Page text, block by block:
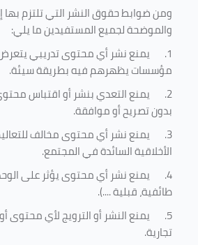
ومن ضوابط حقوق النشر التي تلتزم بها
والموضحة لجميع المستفيدين ما يلي:
1.
يمنع نشر أي محتوى تدريبي
مؤسسات يظهرهم فيه بطريقة سيئة.
2.
يمنع التعدي بنشر أو اقتباس
بدون تصريح أو موافقة.
3.
يمنع نشر أي محتوى مخالف
الأخلاقية السائدة في المجتمع.
4.
يمنع نشر أي محتوى يؤثر على
طائفية، قبلية ....).
5.
يمنع النشر أو الترويج لأي محتوى
تجارية.